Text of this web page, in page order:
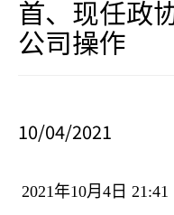
首、现任政
公司操作
10/04/2021
2021年10月 4 日 21:41